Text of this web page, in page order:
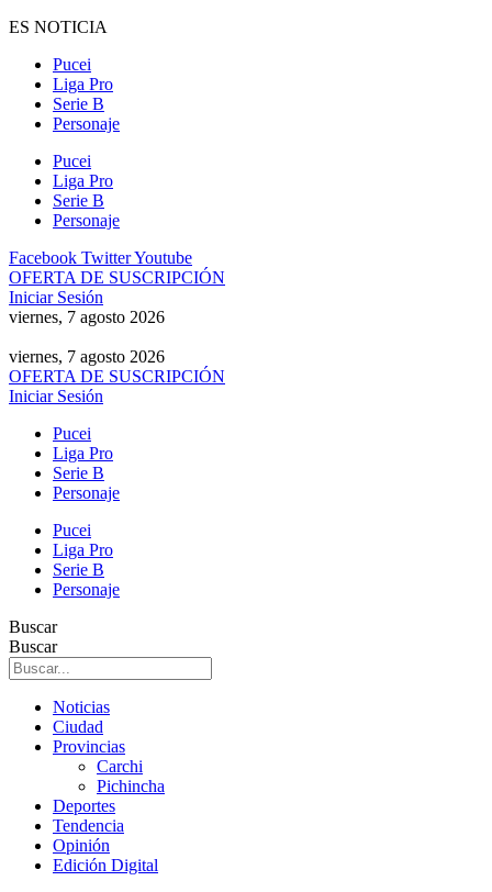
Ir
contenido
ES NOTICIA
Pucei
Liga Pro
Serie B
Personaje
Pucei
Liga Pro
Serie B
Personaje
Facebook TwitterYoutube
OFERTA DE SUSCRIPCIÓN
Iniciar Sesión
viernes, 7 agosto 2026
viernes, 7 agosto 2026
OFERTA DE SUSCRIPCIÓN
Iniciar Sesión
Pucei
Liga Pro
Serie B
Personaje
Pucei
Liga Pro
Serie B
Personaje
Buscar
Buscar
Noticias
Ciudad
Provincias
Carchi
Pichincha
Deportes
Tendencia
Opinión
Edición Digital